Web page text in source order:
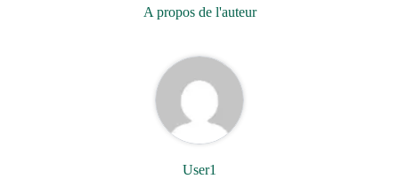
A propos de l'auteur
User1